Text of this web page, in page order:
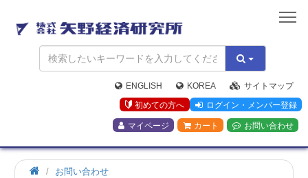
矢
野
経
済
研
究
所
ENGLISH KOREA
サイトマップ
初めての方へ
ログイン・メンバー登録
マイページ カート お問い合わせ
お問い合わせ